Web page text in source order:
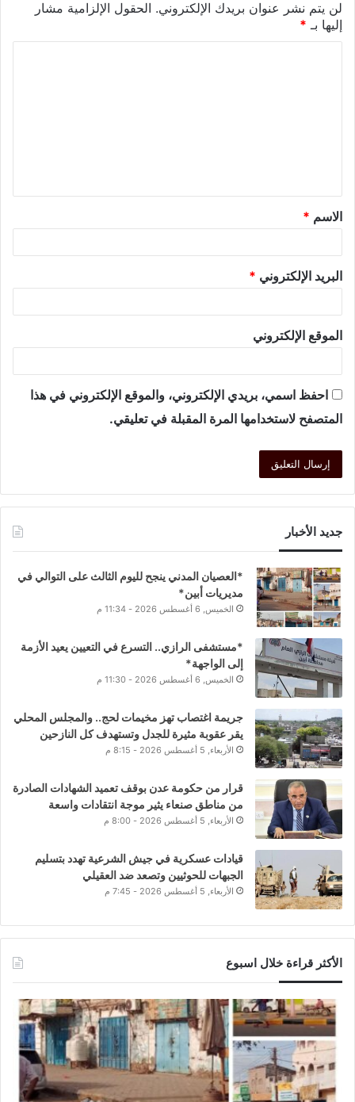
لن يتم نشر عنوان بريدك الإلكتروني. الحقول الإلزامية مشار
إليها بـ *
الاسم *
البريد الإلكتروني *
الموقع الإلكتروني
احفظ اسمي، بريدي الإلكتروني، والموقع الإلكتروني في هذا
المتصفح لاستخدامها المرة المقبلة في تعليقي.
جديد الأخبار
*العصيان المدني ينجح لليوم الثالث على التوالي في
مديريات أبين*
الخميس, 6 أغسطس 2026 - 11:34 م
*مستشفى الرازي.. التسرع في التعيين يعيد الأزمة
إلى الواجهة*
الخميس, 6 أغسطس 2026 - 11:30 م
جريمة اغتصاب تهز مخيمات لحج.. والمجلس المحلي
يقر عقوبة مثيرة للجدل وتستهدف كل النازحين
الأربعاء, 5 أغسطس 2026 - 8:15 م
قرار من حكومة عدن بوقف تعميد الشهادات الصادرة
من مناطق صنعاء يثير موجة انتقادات واسعة
الأربعاء, 5 أغسطس 2026 - 8:00 م
قيادات عسكرية في جيش الشرعية تهدد بتسليم
الجبهات للحوثيين وتصعد ضد العقيلي
الأربعاء, 5 أغسطس 2026 - 7:45 م
الأكثر قراءة خلال اسبوع